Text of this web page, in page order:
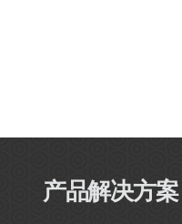
产品解决方案